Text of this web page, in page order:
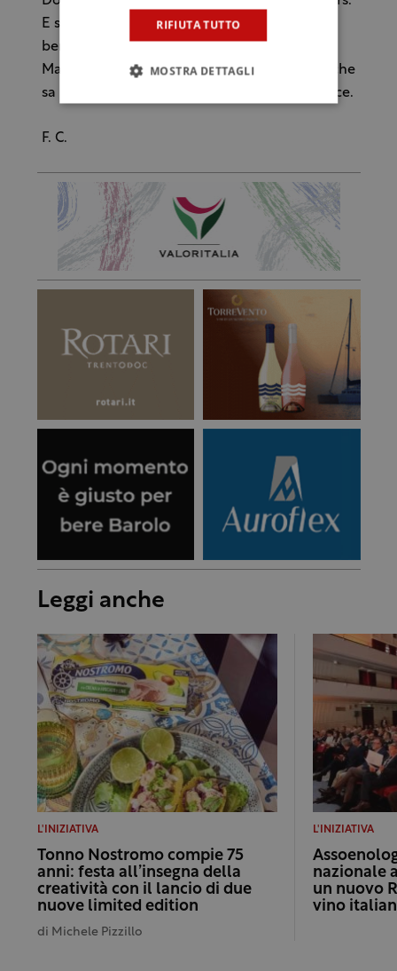
E speriamo che il desiderio di conoscere e di
bere non sia sopito da una semplice bevuta.
Ma piuttosto venga accresciuto. Un popolo che
sa bere e mangiare usando la testa è più felice.
F. C.
Leggi anche
L'INIZIATIVA
Tonno Nostromo compie 75
anni: festa all’insegna della
creatività con il lancio di due
nuove limited edition
di Michele Pizzillo
L'INIZIATIVA
nazionale
un nuovo
vino
RIFIUTA TUTTO
MOSTRA DETTAGLI